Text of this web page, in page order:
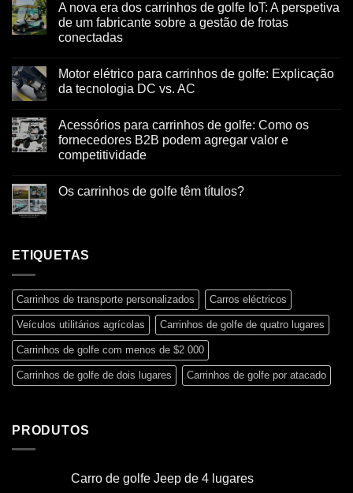
A nova era dos carrinhos de golfe IoT: A perspetiva
de um fabricante sobre a gestão de frotas
conectadas
Motor elétrico para carrinhos de golfe: Explicação
da tecnologia DC vs. AC
Acessórios para carrinhos de golfe: Como os
fornecedores B2B podem agregar valor e
competitividade
Os carrinhos de golfe têm títulos?
ETIQUETAS
Carrinhos de transporte personalizados Carros eléctricos
Veículos utilitários agrícolas Carrinhos de golfe de quatro lugares
Carrinhos de golfe com menos de $2 000
Carrinhos de golfe de dois lugares Carrinhos de golfe por atacado
PRODUTOS
Carro de golfe Jeep de 4 lugares